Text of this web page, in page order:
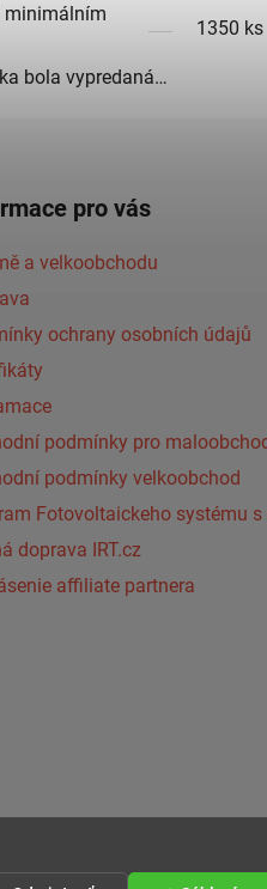
minimálním
1350 ks
bola vypredaná…
pro vás
a velkoobchodu
ochrany osobních údajů
podmínky pro
podmínky velkoobchod
Fotovoltaickeho systému
doprava IRT.cz
affiliate partnera